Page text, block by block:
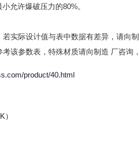
允许爆破压力的80%。
若实际设计值与表中数据有差异，请向
考该参数表，特殊材质请向制造 厂咨询
product/40.html